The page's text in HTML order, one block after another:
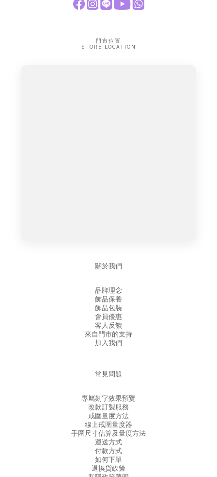
門市位置
STORE LOCATION
關於我們
品牌理念
飾品保養
飾品包裝
會員優惠
客人反饋
來自門市的支持
加入我們
常見問題
專屬刻字效果預覽
改款訂製服務
戒圍量度方法
線上戒圍量度器
手圍尺寸估算及量度方法
運送方式
付款方式
如何下單
退換貨政策